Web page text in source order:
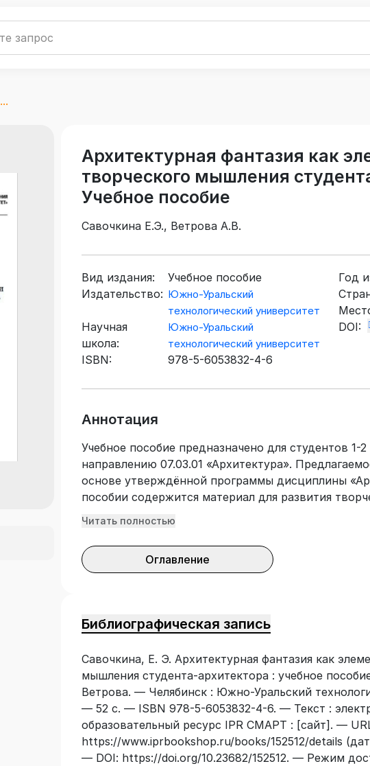
Архитектурная фантазия как
творческого мышления
Учебное пособие
Савочкина Е.Э., Ветрова А.В.
Вид издания:
Учебное пособие
Издательство: Южно-Уральский
технологический университет
Научная
школа:
Южно-Уральский
технологический университет
ISBN: 978-5-6053832-4-6
Год
DOI:
Аннотация
Учебное пособие предназначено для студентов 1-
направлению 07.03.01 «Архитектура».
основе утверждённой программы дисциплины
пособии содержится материал для развития
студента-архитектора, на основе графических
оказание помощи студентам-архитекторам в
профессиональных компетенций по овладению
Читать полностью
Оглавление
Библиографическая запись
Савочкина, Е. Э. Архитектурная фантазия как
мышления студента-архитектора : учебное
Ветрова. — Челябинск : Южно-Уральский
— 52 с. — ISBN 978-5-6053832-4-6. — Текст :
образовательный ресурс IPR СМАРТ : [сайт]. —
https://www.iprbookshop.ru/books/152512/details
— DOI: https://doi.org/10.23682/152512. — Режим